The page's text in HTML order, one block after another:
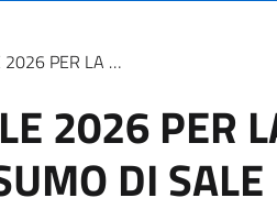
DEL CONSUMO DI SALE
2026 PER
DI SALE